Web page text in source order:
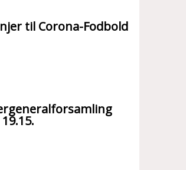
til Corona-Fodbold